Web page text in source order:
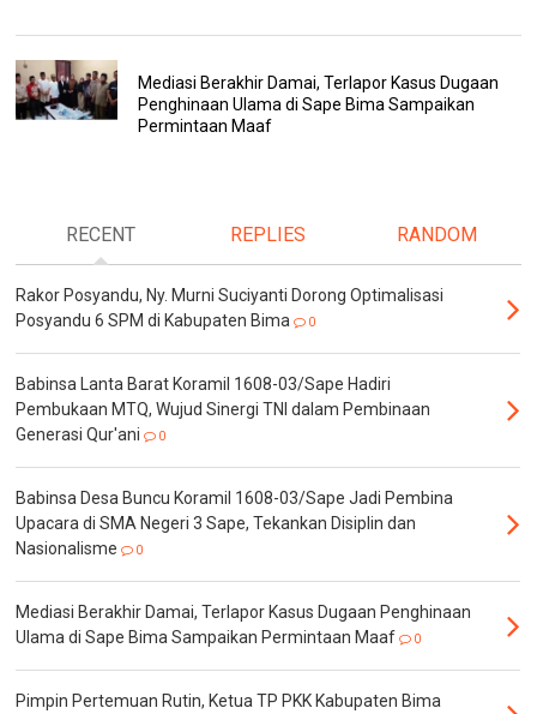
Mediasi Berakhir Damai, Terlapor Kasus Dugaan
Penghinaan Ulama di Sape Bima Sampaikan
Permintaan Maaf
RECENT REPLIES RANDOM
Rakor Posyandu, Ny. Murni Suciyanti Dorong Optimalisasi
Posyandu 6 SPM di Kabupaten Bima
0
Babinsa Lanta Barat Koramil 1608-03/Sape Hadiri
Pembukaan MTQ, Wujud Sinergi TNI dalam Pembinaan
Generasi Qur'ani
0
Babinsa Desa Buncu Koramil 1608-03/Sape Jadi Pembina
Upacara di SMA Negeri 3 Sape, Tekankan Disiplin dan
Nasionalisme
0
Mediasi Berakhir Damai, Terlapor Kasus Dugaan Penghinaan
Ulama di Sape Bima Sampaikan Permintaan Maaf
0
Pimpin Pertemuan Rutin, Ketua TP PKK Kabupaten Bima